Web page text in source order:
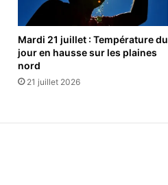
Mardi 21 juillet : Température du
jour en hausse sur les plaines
nord
21 juillet 2026